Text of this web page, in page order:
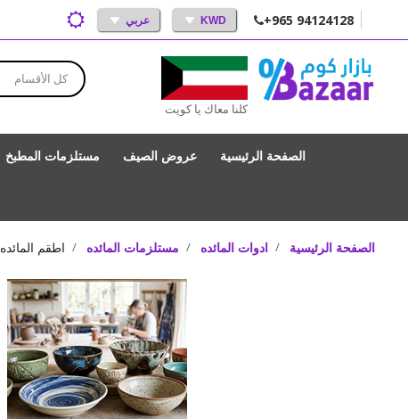
+965 94124128
KWD عربي
كلنا معاك يا كويت
كل الأقسام
الصفحة الرئيسية عروض الصيف مستلزمات المطبخ
الصفحة الرئيسية ادوات المائده مستلزمات المائده اطقم المائده